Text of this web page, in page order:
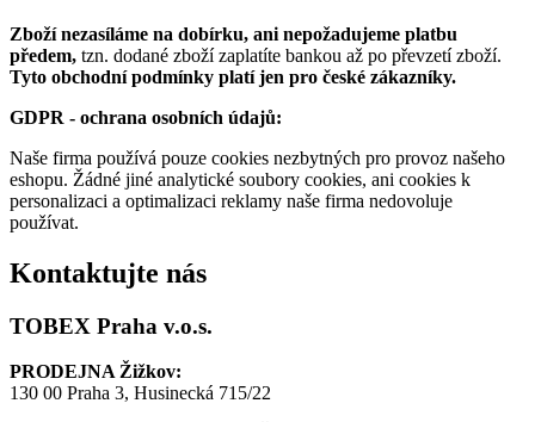
Zboží nezasíláme na dobírku, ani nepožadujeme platbu
předem, tzn. dodané zboží zaplatíte bankou až po převzetí zboží.
Tyto obchodní podmínky platí jen pro české zákazníky.
GDPR - ochrana osobních údajů:
Naše firma používá pouze cookies nezbytných pro provoz našeho
eshopu. Žádné jiné analytické soubory cookies, ani cookies k
personalizaci a optimalizaci reklamy naše firma nedovoluje
používat.
Kontaktujte nás
TOBEX Praha v.o.s.
PRODEJNA Žižkov:
130 00 Praha 3, Husinecká 715/22